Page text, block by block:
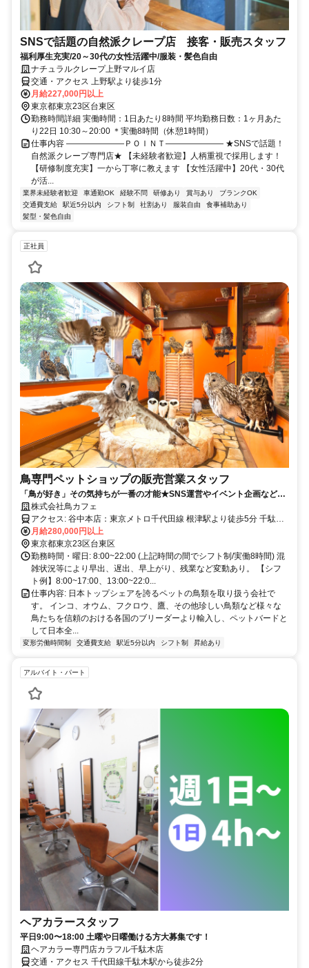
SNSで話題の自然派クレープ店 接客・販売スタッフ
福利厚生充実/20～30代の女性活躍中/服装・髪色自由
ナチュラルクレープ上野マルイ店
交通・アクセス 上野駅より徒歩1分
月給227,000円以上
東京都東京23区台東区
勤務時間詳細 実働時間：1日あたり8時間 平均勤務日数：1ヶ月あた
り22日 10:30～20:00 ＊実働8時間（休憩1時間）
仕事内容 ―――――――ＰＯＩＮＴ――――――― ★SNSで話題！
自然派クレープ専門店★ 【未経験者歓迎】人柄重視で採用します！
【研修制度充実】一から丁寧に教えます 【女性活躍中】20代・30代
が活...
業界未経験者歓迎 車通勤OK 経験不問 研修あり 賞与あり
ブランクOK
交通費支給
駅近5分以内 シフト制 社割あり 服装自由
食事補助あり
髪型・髪色自由
正社員
鳥専門ペットショップの販売営業スタッフ
「鳥が好き」その気持ちが一番の才能★SNS運営やイベント企画なども
経験できます！《営業職や販売職の経験がある方歓迎！》
株式会社鳥カフェ
アクセス: 谷中本店：東京メトロ千代田線 根津駅より徒歩5分 千駄木
店：東京メトロ千代田線 千駄木駅より徒歩3分、JR日暮里駅より徒歩
7分
月給280,000円以上
東京都東京23区台東区
勤務時間・曜日: 8:00~22:00 (上記時間の間でシフト制/実働8時間) 混
雑状況等により早出、遅出、早上がり、残業など変動あり。 【シフ
ト例】8:00~17:00、13:00~22:0...
仕事内容: 日本トップシェアを誇るペットの鳥類を取り扱う会社で
す。 インコ、オウム、フクロウ、鷹、その他珍しい鳥類など様々な
鳥たちを信頼のおける各国のブリーダーより輸入し、ペットバードと
して日本全...
変形労働時間制 交通費支給 駅近5分以内 シフト制 昇給あり
アルバイト・パート
ヘアカラースタッフ
平日9:00〜18:00 土曜や日曜働ける方大募集です！
ヘアカラー専門店カラフル千駄木店
交通・アクセス 千代田線千駄木駅から徒歩2分